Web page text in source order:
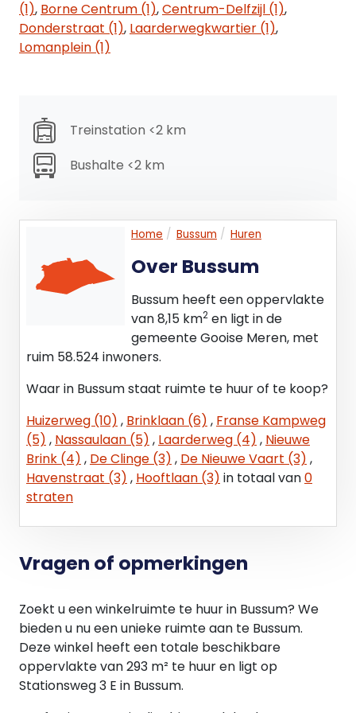
-Vlakke vloerafwerking;
-Basis elektrische installatie;
-Verwarmingsinstallatie.
Betaald parkeren aan de straat en het
naastgelegen parkeerterrein.
Huurprijs
De huurbetalingsverplichting dient per maand
vooruit betaald te worden door middel van een
automatische incasso.
Voorschot energie ca. € 35,- per jaar excl BTW
per m².
BTW per m².
Huurtermijn
5 + 5 jaren, waarbij een opzegtermijn wordt
gehanteerd van 12 maanden.
In overleg.
Bij ondertekening van de huurovereenkomst wordt
een bankgarantie of waarborgsom verlangd ter
grootte van drie maanden
huurbetalingsverplichting inclusief de
servicekosten en de verschuldigde BTW over het
(1), Borne Centrum (1),Centrum-Delfzijl (1),
Donderstraat (1), Laarderwegkwartier (1),
Lomanplein (1)
Treinstation <2 km
Bushalte <2 km
Home Bussum Huren
Over Bussum
Bussum heeft een oppervlakte
van 8,15 km2 en ligt in de
gemeente Gooise Meren, met
ruim 58.524 inwoners.
Waar in Bussum staat ruimte te huur of te koop?
Huizerweg (10) , Brinklaan (6) , Franse Kampweg
(5) , Nassaulaan (5) , Laarderweg (4) , Nieuwe
Brink (4) , De Clinge (3) , De Nieuwe Vaart (3) ,
Havenstraat (3) , Hooftlaan (3) in totaal van0
straten
Vragen of opmerkingen
Zoekt u een winkelruimte te huur in Bussum? We
bieden u nu een unieke ruimte aan te Bussum.
Deze winkel heeft een totale beschikbare
oppervlakte van 293 m² te huur en ligt op
Stationsweg 3 E in Bussum.